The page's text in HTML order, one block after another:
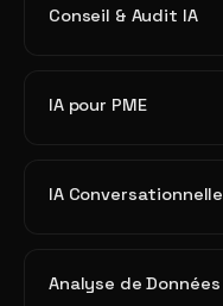
Conseil & Audit IA
IA pour PME
IA Conversationnelle
Analyse de Données